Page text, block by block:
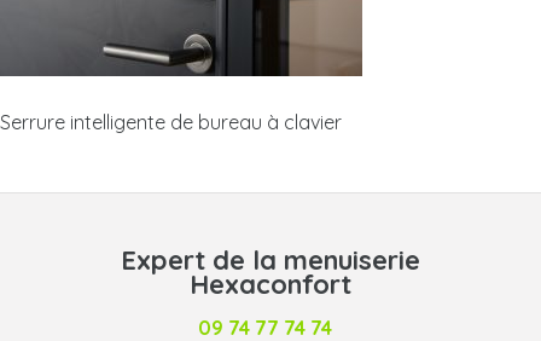
Serrure intelligente de bureau à clavier
Expert de la menuiserie
Hexaconfort
09 74 77 74 74